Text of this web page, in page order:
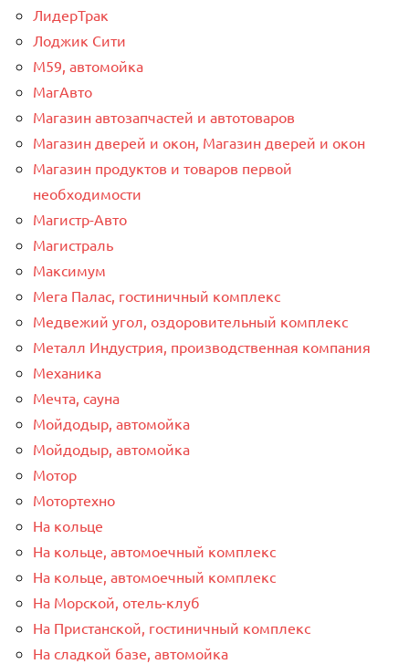
ЛидерТрак
Лоджик Сити
М59, автомойка
МагАвто
Магазин автозапчастей и автотоваров
Магазин дверей и окон, Магазин дверей и окон
Магазин продуктов и товаров первой
необходимости
Магистр-Авто
Магистраль
Максимум
Мега Палас, гостиничный комплекс
Медвежий угол, оздоровительный комплекс
Металл Индустрия, производственная компания
Механика
Мечта, сауна
Мойдодыр, автомойка
Мойдодыр, автомойка
Мотор
Мотортехно
На кольце
На кольце, автомоечный комплекс
На кольце, автомоечный комплекс
На Морской, отель-клуб
На Пристанской, гостиничный комплекс
На сладкой базе, автомойка